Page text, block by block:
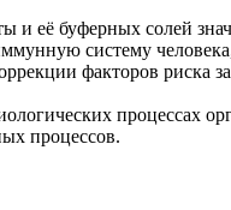
и её буферных солей
систему
факторов риска
процессах
процессов.